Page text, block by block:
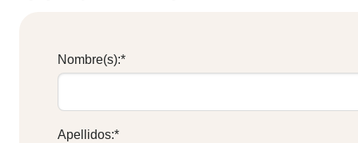
Nombre(s):*
Apellidos:*